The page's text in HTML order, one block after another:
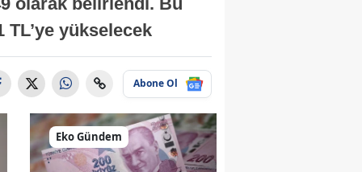
TL’ye yükselecek
Abone Ol
Eko Gündem